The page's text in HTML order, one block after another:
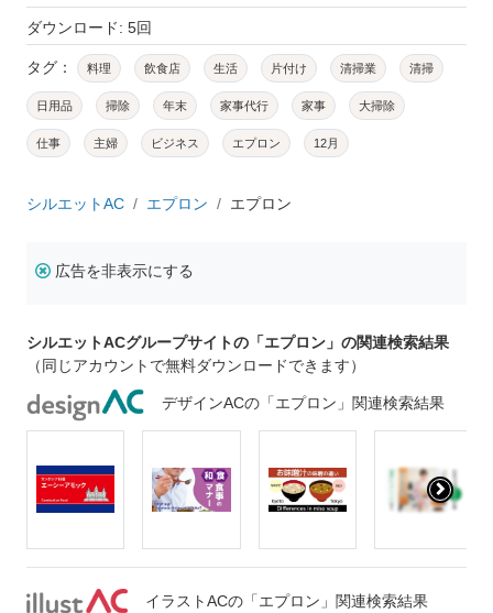
ダウンロード: 5回
タグ： 料理 飲食店 生活 片付け 清掃業 清掃
日用品 掃除 年末 家事代行 家事 大掃除
仕事 主婦 ビジネス エプロン 12月
シルエットAC エプロン エプロン
広告を非表示にする
シルエットACグループサイトの「エプロン」の関連検索結果
（同じアカウントで無料ダウンロードできます）
デザインACの「エプロン」関連検索結果
イラストACの「エプロン」関連検索結果